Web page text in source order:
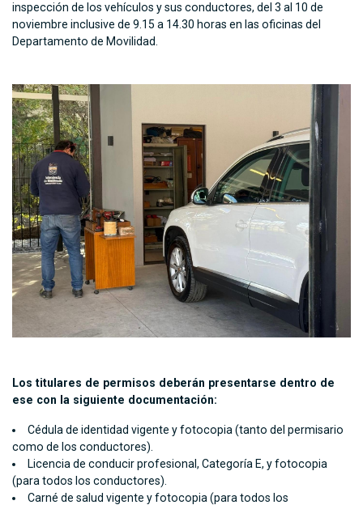
inspección de los vehículos y sus conductores, del 3 al 10 de
noviembre inclusive de 9.15 a 14.30 horas en las oficinas del
Departamento de Movilidad.
Los titulares de permisos deberán presentarse dentro de
ese con la siguiente documentación:
Cédula de identidad vigente y fotocopia (tanto del permisario
como de los conductores).
Licencia de conducir profesional, Categoría E, y fotocopia
(para todos los conductores).
Carné de salud vigente y fotocopia (para todos los